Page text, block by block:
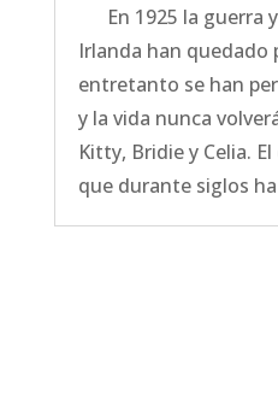
En 1925 la guerra
Irlanda han quedado
entretanto se han
y la vida nunca
Kitty, Bridie y Celia.
que durante siglos